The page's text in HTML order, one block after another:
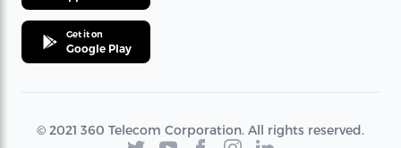
Get it on
Google Play
© 2021 360 Telecom Corporation. All rights reserved.